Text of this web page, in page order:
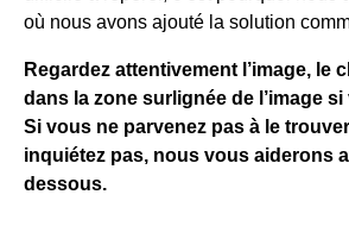
où nous avons ajouté la solution
Regardez attentivement l’image, le
dans la zone surlignée de l’image
Si vous ne parvenez pas à le
inquiétez pas, nous vous aiderons
dessous.